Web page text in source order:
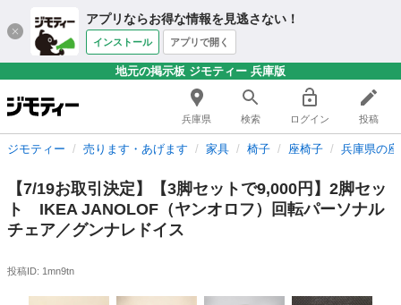
アプリならお得な情報を見逃さない！
インストール アプリで開く
地元の掲示板 ジモティー 兵庫版
兵庫県 検索 ログイン 投稿
ジモティー 売ります・あげます 家具 椅子 座椅子 兵庫県の
【7/19お取引決定】【3脚セットで9,000円】2脚セッ
ト IKEA JANOLOF（ヤンオロフ）回転パーソナル
チェア／グンナレドイス
投稿ID: 1mn9tn